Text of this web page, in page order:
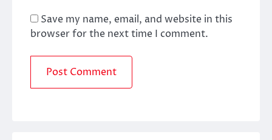
Save my name, email, and website in this
browser for the next time I comment.